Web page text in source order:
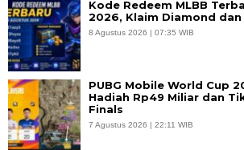
Kode Redeem MLBB
2026, Klaim Diamond dan
8 Agustus 2026 | 07:35 WIB
PUBG Mobile World Cup
Hadiah Rp49 Miliar dan
Finals
7 Agustus 2026 | 22:11 WIB